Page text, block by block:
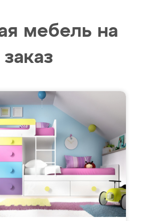
мебель на
заказ